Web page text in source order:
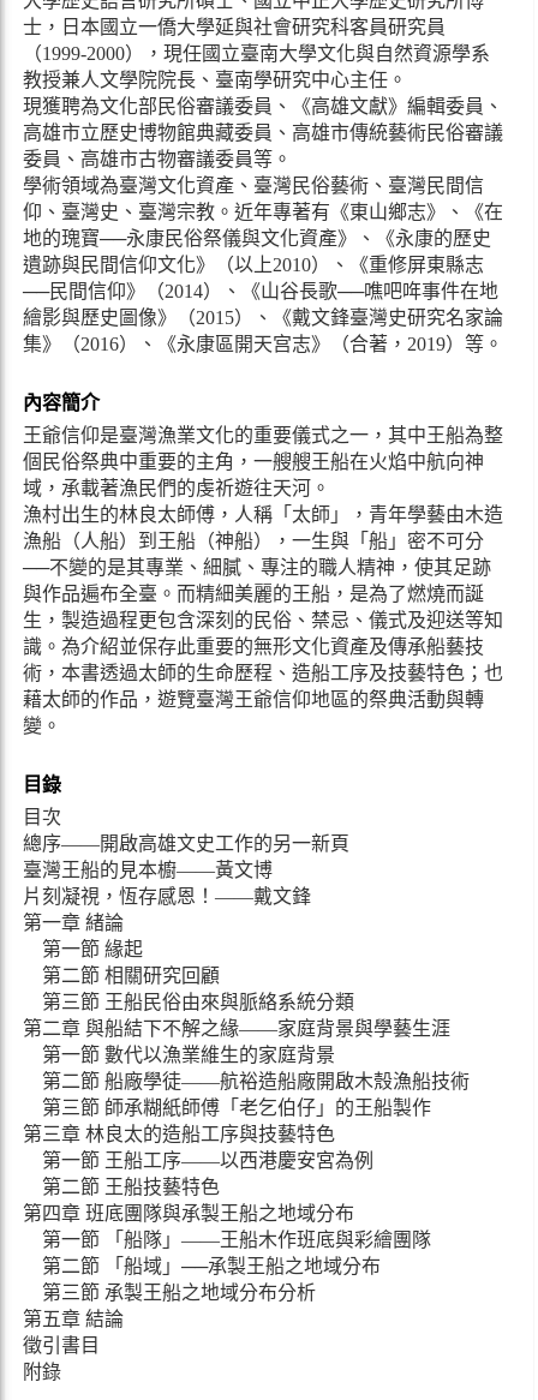
士，日本國立一僑大學延與社會研究科客員研究員
（1999-2000），現任國立臺南大學文化與自然資源學系
教授兼人文學院院長、臺南學研究中心主任。
現獲聘為文化部民俗審議委員、《高雄文獻》編輯委員、
高雄市立歷史博物館典藏委員、高雄市傳統藝術民俗審議
委員、高雄市古物審議委員等。
學術領域為臺灣文化資產、臺灣民俗藝術、臺灣民間信
仰、臺灣史、臺灣宗教。近年專著有《東山鄉志》、《在
地的瑰寶──永康民俗祭儀與文化資產》、《永康的歷史
遺跡與民間信仰文化》（以上2010）、《重修屏東縣志
──民間信仰》（2014）、《山谷長歌──噍吧哖事件在地
繪影與歷史圖像》（2015）、《戴文鋒臺灣史研究名家論
集》（2016）、《永康區開天宫志》（合著，2019）等。
內容簡介
王爺信仰是臺灣漁業文化的重要儀式之一，其中王船為整
個民俗祭典中重要的主角，一艘艘王船在火焰中航向神
域，承載著漁民們的虔祈遊往天河。
漁村出生的林良太師傅，人稱「太師」，青年學藝由木造
漁船（人船）到王船（神船），一生與「船」密不可分
──不變的是其專業、細膩、專注的職人精神，使其足跡
與作品遍布全臺。而精細美麗的王船，是為了燃燒而誕
生，製造過程更包含深刻的民俗、禁忌、儀式及迎送等知
識。為介紹並保存此重要的無形文化資產及傳承船藝技
術，本書透過太師的生命歷程、造船工序及技藝特色；也
藉太師的作品，遊覽臺灣王爺信仰地區的祭典活動與轉
變。
目錄
目次
總序――開啟高雄文史工作的另一新頁
臺灣王船的見本櫥――黃文博
片刻凝視，恆存感恩！――戴文鋒
第一章 緒論
第一節 緣起
第二節 相關研究回顧
第三節 王船民俗由來與脈絡系統分類
第二章 與船結下不解之緣――家庭背景與學藝生涯
第一節 數代以漁業維生的家庭背景
第二節 船廠學徒――航裕造船廠開啟木殼漁船技術
第三節 師承糊紙師傅「老乞伯仔」的王船製作
第三章 林良太的造船工序與技藝特色
第一節 王船工序――以西港慶安宮為例
第二節 王船技藝特色
第四章 班底團隊與承製王船之地域分布
第一節 「船隊」――王船木作班底與彩繪團隊
第二節 「船域」──承製王船之地域分布
第三節 承製王船之地域分布分析
第五章 結論
徵引書目
附錄